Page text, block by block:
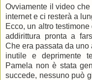
Ovviamente il video
internet e ci resterà a
Ecco, un altro
addirittura pronta a
Che era passata da uno
inutile e deprimente
Pamela non è stata
succede, nessuno può